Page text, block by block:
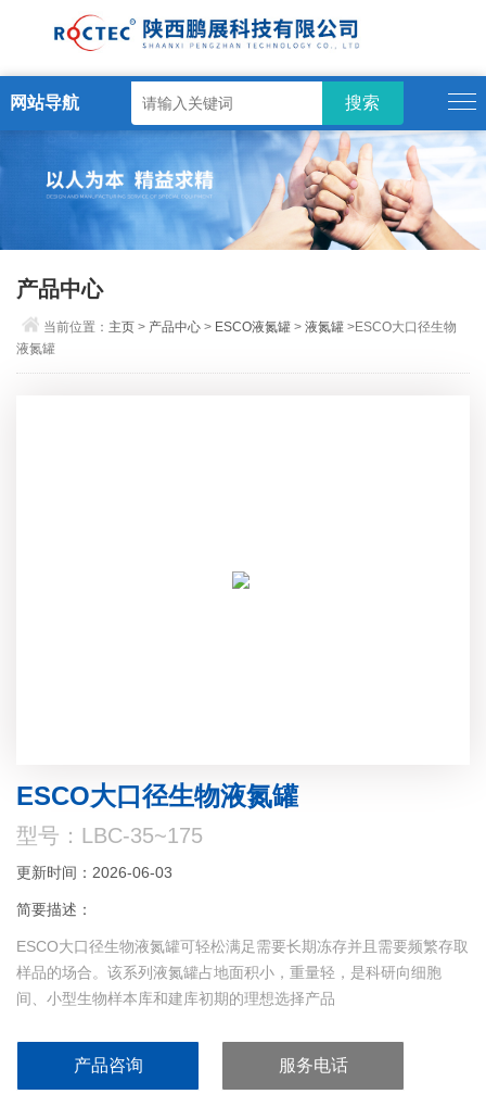
网站导航
产品中心
当前位置： 主页 > 产品中心 > ESCO液氮罐 >液氮罐 >ESCO大口径生物
液氮罐
ESCO大口径生物液氮罐
型号：LBC-35~175
更新时间：2026-06-03
简要描述：
ESCO大口径生物液氮罐可轻松满足需要长期冻存并且需要频繁存取
样品的场合。该系列液氮罐占地面积小，重量轻，是科研向细胞
间、小型生物样本库和建库初期的理想选择产品
产品咨询 服务电话